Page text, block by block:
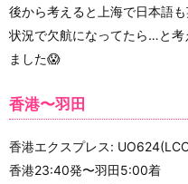
後から考えると上海で日本語
状況で欠航になってたら…と考
ました😱
香港〜羽田
香港エクスプレス:
香港23:40発〜羽田5:00着